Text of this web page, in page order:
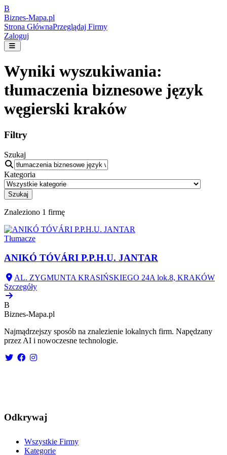
B
Biznes-Mapa.pl
Strona GłównaPrzeglądaj Firmy
Zaloguj
Wyniki wyszukiwania:
tłumaczenia biznesowe język
węgierski kraków
Filtry
Szukaj
Kategoria
Szukaj
Znaleziono 1 firmę
Tłumacze
ANIKÓ TÓVÁRI P.P.H.U. JANTAR
AL. ZYGMUNTA KRASIŃSKIEGO 24A lok.8, KRAKÓW
Szczegóły
B
Biznes-Mapa.pl
Najmądrzejszy sposób na znalezienie lokalnych firm. Napędzany
przez AI i nowoczesne technologie.
Odkrywaj
Wszystkie Firmy
Kategorie